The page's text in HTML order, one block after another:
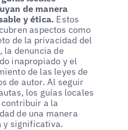
de manera
y ética. Estos
aspectos como
de la privacidad del
la denuncia de
inapropiado y el
de las leyes de
de autor. Al seguir
los guías locales
contribuir a la
de una manera
y significativa.